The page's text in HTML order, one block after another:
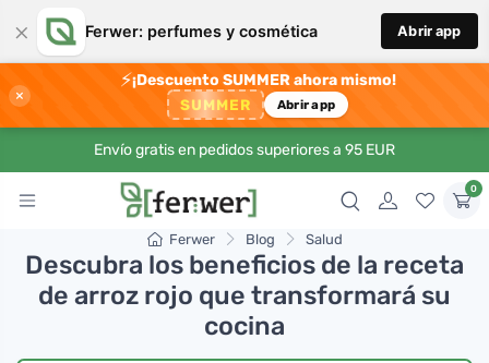
× Ferwer: perfumes y cosmética Abrir app
×
⚡¡Descuento SUMMER ahora mismo!
SUMMER Abrir app
Envío gratis en pedidos superiores a 95 EUR
0
Ferwer Blog Salud
Descubra los beneficios de la receta
de arroz rojo que transformará su
cocina